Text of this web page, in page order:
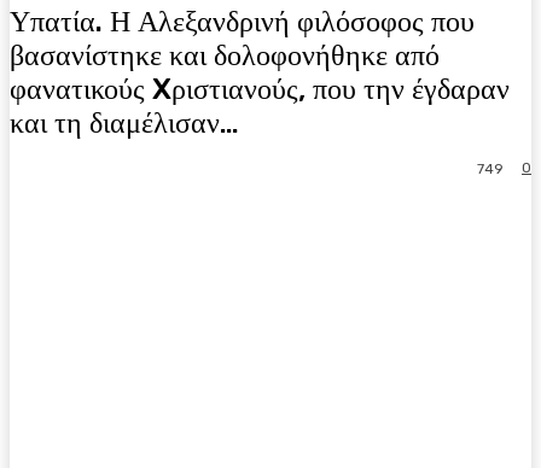
Υπατία. Η Αλεξανδρινή φιλόσοφος που
βασανίστηκε και δολοφονήθηκε από
φανατικούς Xριστιανούς, που την έγδαραν
και τη διαμέλισαν…
0
749